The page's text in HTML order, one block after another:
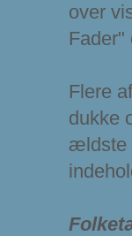
over
Fader"
Flere
dukke
ældste